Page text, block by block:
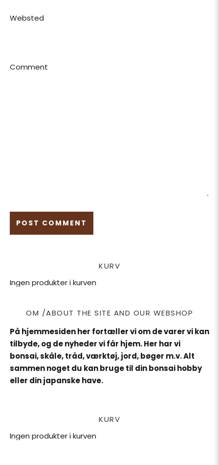
Websted
Comment
KURV
Ingen produkter i kurven
OM /ABOUT THE SITE AND OUR WEBSHOP
På hjemmesiden her fortæller vi om de varer vi kan
tilbyde, og de nyheder vi får hjem. Her har vi
bonsai, skåle, tråd, værktøj, jord, bøger m.v. Alt
sammen noget du kan bruge til din bonsai hobby
eller din japanske have.
KURV
Ingen produkter i kurven